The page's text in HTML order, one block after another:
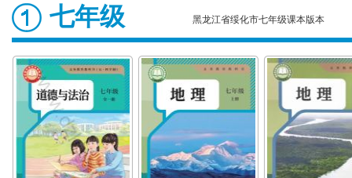
七年级 黑龙江省绥化市七年级课本版本